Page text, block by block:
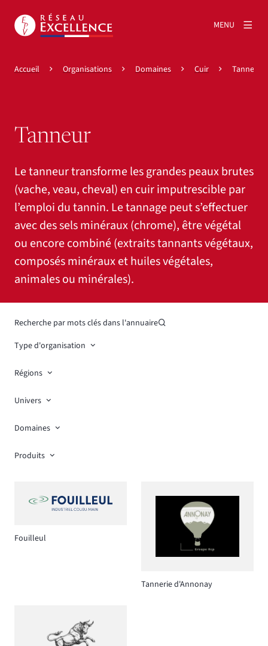
MENU
Accueil Organisations Domaines Cuir Tanneur
Tanneur
Le tanneur transforme les grandes peaux brutes
(vache, veau, cheval) en cuir imputrescible par
l’emploi du tannin. Le tannage peut s’effectuer
avec des sels minéraux (chrome), être végétal
ou encore combiné (extraits tannants végétaux,
composés minéraux et huiles végétales,
animales ou minérales).
Recherche par mots clés dans l'annuaire
Type d'organisation
Régions
Univers
Domaines
Produits
Fouilleul
Tannerie d'Annonay